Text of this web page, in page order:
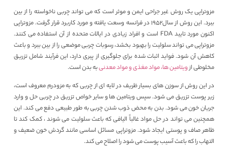
مزوتراپی یک روش غیر جراحی ایمن و موثر است که می تواند چربی ناخواسته را از بین
ببرد. این روش از سال1952 در فرانسه وسعت یافته و مورد کاربرد قرار گرفت. مزوتراپی
اکنون مورد تایید FDA است و افراد زیادی در ایالات متحده از آن استفاده می کنند.
مزوتراپی می تواند سلولیت را بهبود بخشد، رسوبات چربی موضعی را از بین ببرد و باعث
کاهش آن شود. فواید اثبات شده برای جلوگیری از پیری دارد، این فرآیند شامل تزریق
مخلوطی ازویتامین ها، مواد مغذی و مواد معدنیبه بدن است.
در این روش از سوزن های بسیار ظریف در لایه ای از چربی که به مزودرم معروف است،
زیر پوست تزریق می شود. سپس ویتامین ها و سایر خواص تزریق در چربی حل و وارد
جریان خون می شود. بدن به محض ذوب شدن چربی به طور طبیعی دفع می کند. این
همچنین می تواند در حل مواد غالباً الیافی که باعث سلولیت می شوند ، کمک کند تا
ظاهر صاف و پوستی ایجاد شود. مزوتراپی مسائل اساسی مانند گردش خون ضعیف و
التهاب را که باعث آسیب پوست می شود را اصلاح می کند.